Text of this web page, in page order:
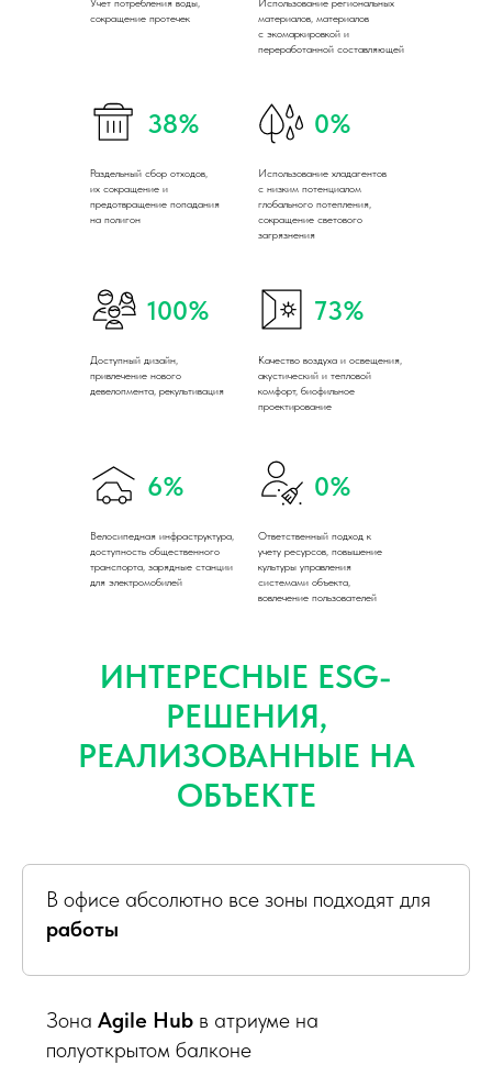
38%
сокращение протечек
материалов, материалов
с экомаркировкой и
переработанной составляющей
Раздельный сбор отходов,
их сокращение и
предотвращение попадания
на полигон
Использование хладагентов
с низким потенциалом
глобального потепления,
сокращение светового
загрязнения
Доступный дизайн,
привлечение нового
девелопмента, рекультивация
Качество воздуха и освещения,
акустический и тепловой
комфорт, биофильное
проектирование
Велосипедная инфраструктура,
доступность общественного
транспорта, зарядные станции
для электромобилей
Ответственный подход к
учету ресурсов, повышение
культуры управления
системами объекта,
вовлечение пользователей
0%
0%
6%
100% 73%
ИНТЕРЕСНЫЕ ESG-
РЕШЕНИЯ,
РЕАЛИЗОВАННЫЕ НА
ОБЪЕКТЕ
В офисе абсолютно все зоны подходят для
работы
Зона Agile Hub в атриуме на
полуоткрытом балконе